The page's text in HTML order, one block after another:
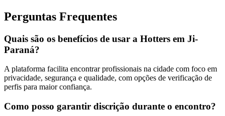
Perguntas Frequentes
Quais são os benefícios de usar a Hotters em Ji-
Paraná?
A plataforma facilita encontrar profissionais na cidade com foco em
privacidade, segurança e qualidade, com opções de verificação de
perfis para maior confiança.
Como posso garantir discrição durante o encontro?